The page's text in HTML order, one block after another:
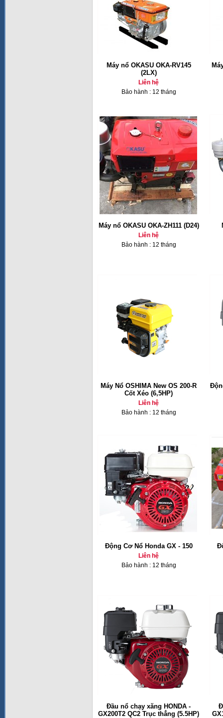
Máy nổ OKASU OKA-RV145
(2LX)
Liên hệ
Bảo hành : 12 tháng
Máy nổ OKASU OKA-ZH111 (D24)
Liên hệ
Bảo hành : 12 tháng
Máy Nổ OSHIMA New OS 200-R
Cốt Xéo (6,5HP)
Liên hệ
Bảo hành : 12 tháng
Động Cơ Nổ Honda GX - 150
Liên hệ
Bảo hành : 12 tháng
Đầu nổ chạy xăng HONDA -
GX200T2 QC2 Trục thẳng (5.5HP)